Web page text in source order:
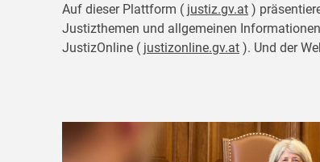
Auf dieser Plattform ( justiz.gv.at )
Justizthemen und allgemeinen
JustizOnline ( justizonline.gv.at ). Und der